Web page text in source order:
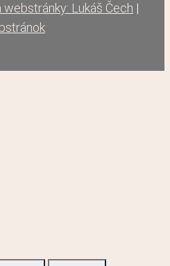
webstránky: Lukáš Čech |